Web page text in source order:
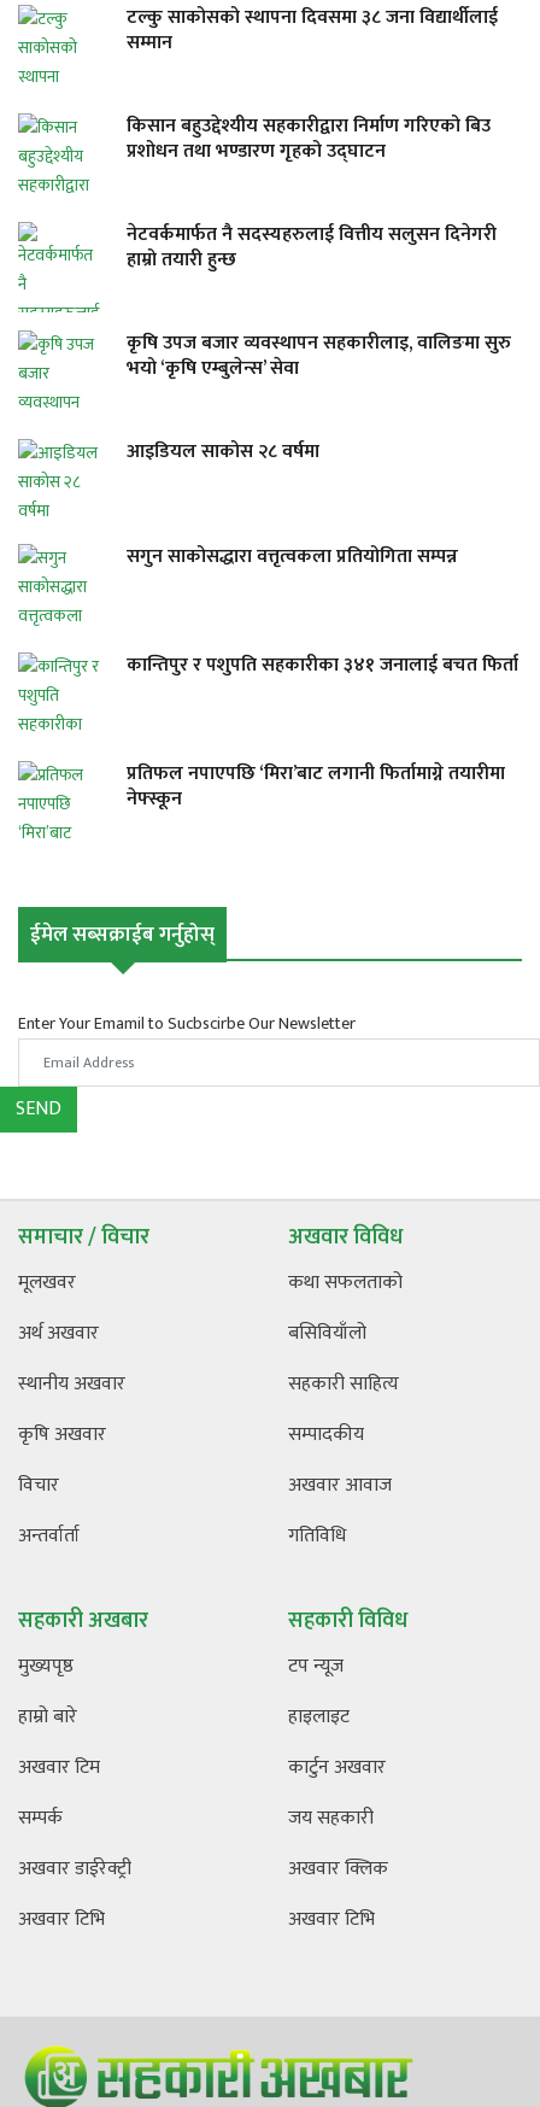
टल्कु साकोसको स्थापना दिवसमा ३८ जना विद्यार्थीलाई
सम्मान
किसान बहुउद्देश्यीय सहकारीद्वारा निर्माण गरिएको बिउ
प्रशोधन तथा भण्डारण गृहको उद्घाटन
नेटवर्कमार्फत नै सदस्यहरुलाई वित्तीय सलुसन दिनेगरी
हाम्रो तयारी हुन्छ
कृषि उपज बजार व्यवस्थापन सहकारीलाइ, वालिङमा सुरु
भयो ‘कृषि एम्बुलेन्स’ सेवा
आइडियल साकोस २८ वर्षमा
सगुन साकोसद्धारा वत्तृत्वकला प्रतियोगिता सम्पन्न
कान्तिपुर र पशुपति सहकारीका ३४१ जनालाई बचत फिर्ता
प्रतिफल नपाएपछि ‘मिरा’बाट लगानी फिर्तामाग्ने तयारीमा
नेफ्स्कून
ईमेल सब्सक्राईब गर्नुहोस्
Enter Your Emamil to Sucbscirbe Our Newsletter
SEND
समाचार / विचार
मूलखवर
अर्थ अखवार
स्थानीय अखवार
कृषि अखवार
विचार
अन्तर्वार्ता
अखवार विविध
कथा सफलताको
बसिवियाँलो
सहकारी साहित्य
सम्पादकीय
अखवार आवाज
गतिविधि
सहकारी अखबार
मुख्यपृष्ठ
हाम्रो बारे
अखवार टिम
सम्पर्क
अखवार डाईरेक्ट्री
अखवार टिभि
सहकारी विविध
टप न्यूज
हाइलाइट
कार्टुन अखवार
जय सहकारी
अखवार क्लिक
अखवार टिभि